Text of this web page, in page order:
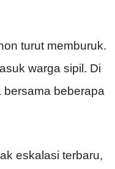
turut memburuk.
warga sipil. Di
beberapa
eskalasi terbaru,